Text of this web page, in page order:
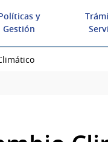
y
Gestión